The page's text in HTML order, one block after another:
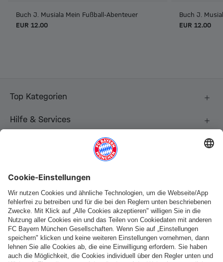
Buch J. Musiala Mein Fußball-Abenteuer
EUR 12.00
Buch J.
EUR 12.00
Top Kategorien
Hilfe & Services
Folge uns
Zahlung & Lieferung